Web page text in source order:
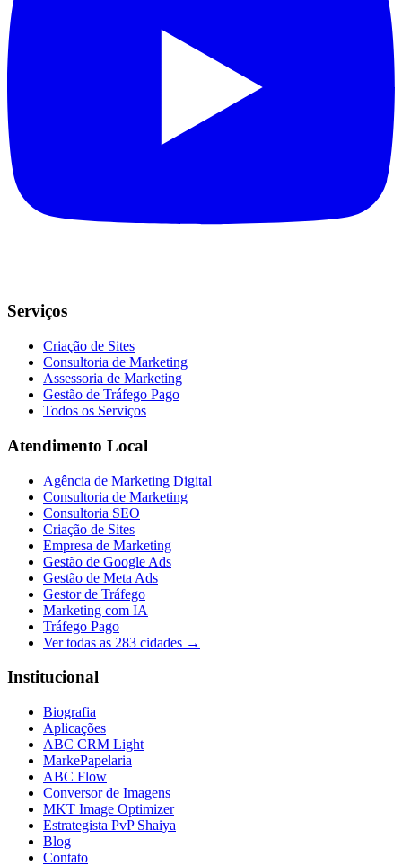
Serviços
Criação de Sites
Consultoria de Marketing
Assessoria de Marketing
Gestão de Tráfego Pago
Todos os Serviços
Atendimento Local
Agência de Marketing Digital
Consultoria de Marketing
Consultoria SEO
Criação de Sites
Empresa de Marketing
Gestão de Google Ads
Gestão de Meta Ads
Gestor de Tráfego
Marketing com IA
Tráfego Pago
Ver todas as 283 cidades →
Institucional
Biografia
Aplicações
ABC CRM Light
MarkePapelaria
ABC Flow
Conversor de Imagens
MKT Image Optimizer
Estrategista PvP Shaiya
Blog
Contato